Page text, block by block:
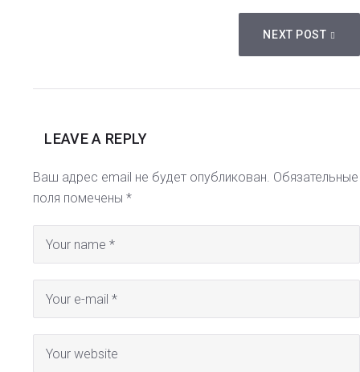
NEXT POST
LEAVE A REPLY
Ваш адрес email не будет опубликован. Обязательные
поля помечены*